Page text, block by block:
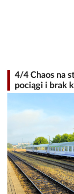
4/4 Chaos na
pociągi i brak